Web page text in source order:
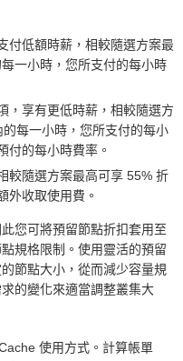
付低額時薪，相較隨選方案最
一小時，您所支付的每小時
，享有更低時薪，相較隨選方
每一小時，您所支付的每小
付的每小時費率。
較隨選方案最高可享 55% 折
外收取使用費。
您可將預留節點折扣套用至
規格限制。使用靈活的預留
節點大小，從而減少容量規
的變化來適當調整叢集大
使用方式。計算帳單